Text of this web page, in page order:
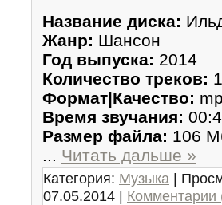
Название диска:
Жанр: Шансон
Год выпуска: 2014
Количество треков:
Формат|Качество:
Время звучания:
Размер файла: 106
... Читать дальше »
Категория: Музыка |
07.05.2014 | Комментарии